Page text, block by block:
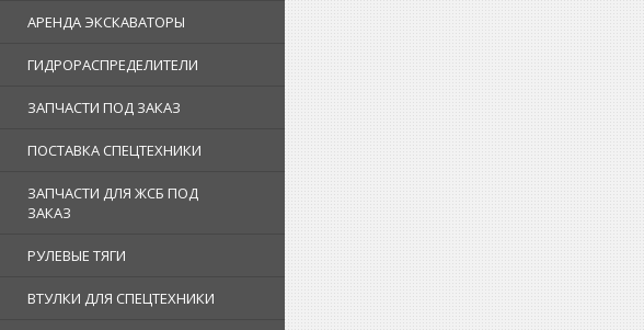
АРЕНДА ЭКСКАВАТОРЫ
ГИДРОРАСПРЕДЕЛИТЕЛИ
ЗАПЧАСТИ ПОД ЗАКАЗ
ПОСТАВКА СПЕЦТЕХНИКИ
ЗАПЧАСТИ ДЛЯ ЖСБ ПОД
ЗАКАЗ
РУЛЕВЫЕ ТЯГИ
ВТУЛКИ ДЛЯ СПЕЦТЕХНИКИ